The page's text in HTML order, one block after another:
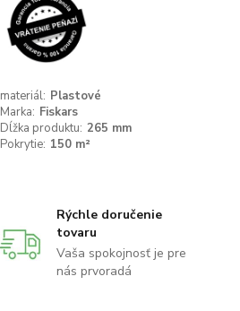
materiál: Plastové
Marka: Fiskars
Dĺžka produktu: 265 mm
Pokrytie: 150 m²
Rýchle doručenie
tovaru
Vaša spokojnosť je pre
nás prvoradá